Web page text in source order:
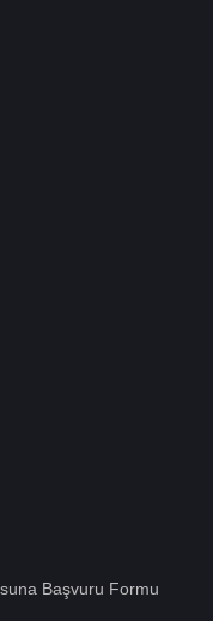
Başvuru Formu
nasıl